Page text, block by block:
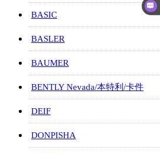
BASIC
BASLER
BAUMER
BENTLY Nevada/本特利/卡件
DEIF
DONPISHA